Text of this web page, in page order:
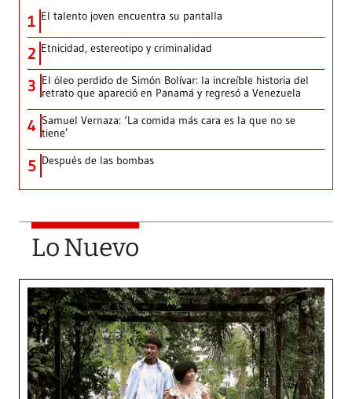
1 El talento joven encuentra su pantalla​
2 Etnicidad, estereotipo y criminalidad
3 El óleo perdido de Simón Bolívar: la increíble historia del
retrato que apareció en Panamá y regresó a Venezuela
4 Samuel Vernaza: ‘La comida más cara es la que no se
tiene’
5 Después de las bombas
Lo Nuevo